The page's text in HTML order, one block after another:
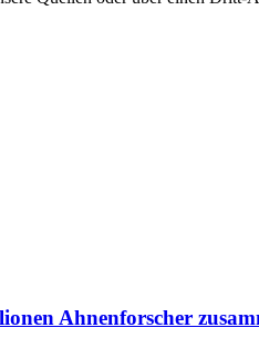
Ahnenforscher